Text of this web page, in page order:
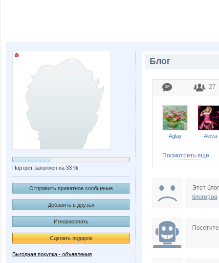
Портрет заполнен на 33 %
Отправить приватное сообщение
Добавить в друзья
Игнорировать
Сделать подарок
Выгодная покупка - объявления
Блог
27
Aglay Aleva
Посмотреть ещё
Этот
блогеров.